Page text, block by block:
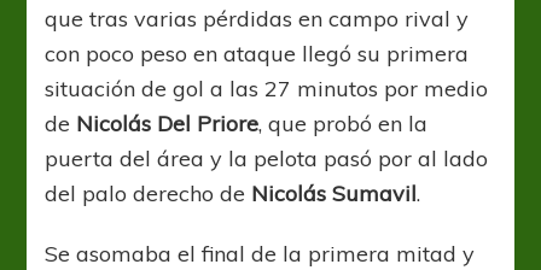
que tras varias pérdidas en campo rival y
con poco peso en ataque llegó su primera
situación de gol a las 27 minutos por medio
de Nicolás Del Priore, que probó en la
puerta del área y la pelota pasó por al lado
del palo derecho de Nicolás Sumavil.
Se asomaba el final de la primera mitad y